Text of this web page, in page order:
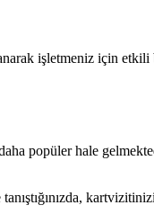
işletmeniz için
popüler hale